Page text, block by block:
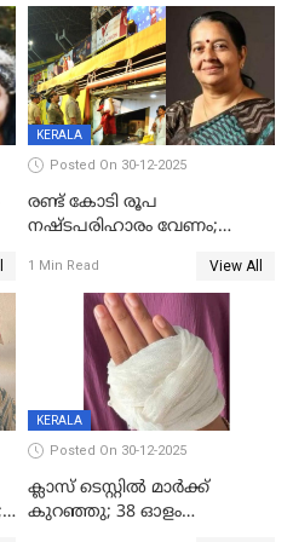
യുവതിക്ക് ദാരുണാന്ത്യം
KERALA
Posted On 30-12-2025
രണ്ട് കോടി രൂപ
നഷ്ടപരിഹാരം വേണം;
നോട്ടീസയച്ച് ഉമാ തോമസ്
1 Min Read View All
KERALA
Posted On 30-12-2025
ക്ലാസ് ടെസ്റ്റിൽ മാർക്ക്
കുറഞ്ഞു; 38 ഓളം